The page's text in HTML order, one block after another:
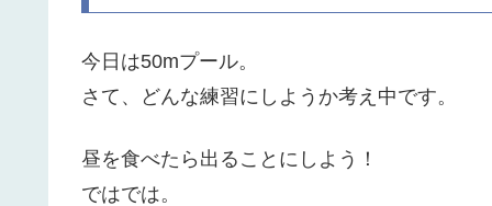
今日は50mプール。
さて、どんな練習にしようか考え中です。
昼を食べたら出ることにしよう！
ではでは。